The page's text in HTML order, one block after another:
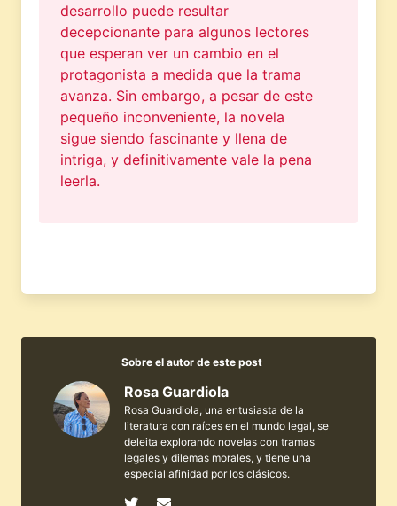
desarrollo puede resultar
decepcionante para algunos lectores
que esperan ver un cambio en el
protagonista a medida que la trama
avanza. Sin embargo, a pesar de este
pequeño inconveniente, la novela
sigue siendo fascinante y llena de
intriga, y definitivamente vale la pena
leerla.
Sobre el autor de este post
Rosa Guardiola
Rosa Guardiola, una entusiasta de la
literatura con raíces en el mundo legal, se
deleita explorando novelas con tramas
legales y dilemas morales, y tiene una
especial afinidad por los clásicos.